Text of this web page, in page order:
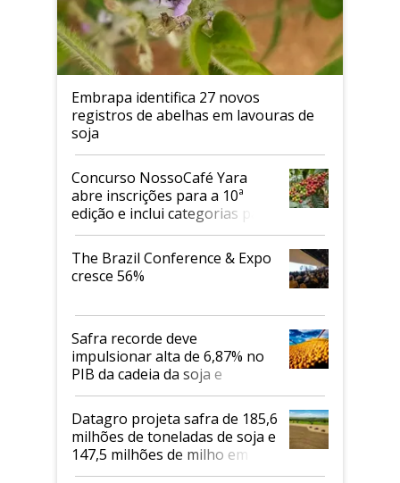
Embrapa identifica 27 novos
registros de abelhas em lavouras de
soja
Concurso NossoCafé Yara
abre inscrições para a 10ª
edição e inclui categorias para
cafés Canephora
The Brazil Conference & Expo
cresce 56%
Safra recorde deve
impulsionar alta de 6,87% no
PIB da cadeia da soja e
biodiesel em 2026
Datagro projeta safra de 185,6
milhões de toneladas de soja e
147,5 milhões de milho em
2026/27